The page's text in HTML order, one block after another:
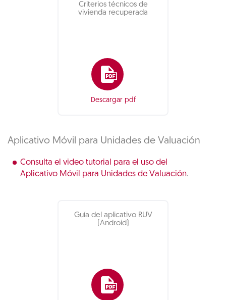
Criterios técnicos de
vivienda recuperada
Descargar pdf
Aplicativo Móvil para Unidades de Valuación
Consulta el video tutorial para el uso del
Aplicativo Móvil para Unidades de Valuación.
Guía del aplicativo RUV
(Android)